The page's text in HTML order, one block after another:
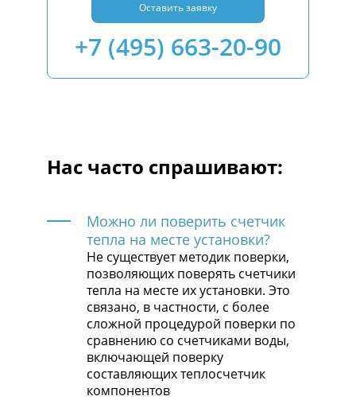
Оставить заявку
+7 (495) 663-20-90
Нас часто спрашивают:
Можно ли поверить счетчик
тепла на месте установки?
Не существует методик поверки,
позволяющих поверять счетчики
тепла на месте их установки. Это
связано, в частности, с более
сложной процедурой поверки по
сравнению со счетчиками воды,
включающей поверку
составляющих теплосчетчик
компонентов